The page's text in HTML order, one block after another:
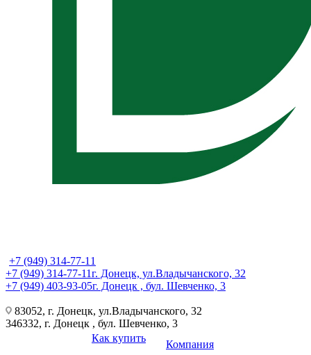
+7 (949) 314-77-11
+7 (949) 314-77-11г. Донецк, ул.Владычанского, 32
+7 (949) 403-93-05г. Донецк , бул. Шевченко, 3
83052, г. Донецк, ул.Владычанского, 32
346332, г. Донецк , бул. Шевченко, 3
Как купить
Компания